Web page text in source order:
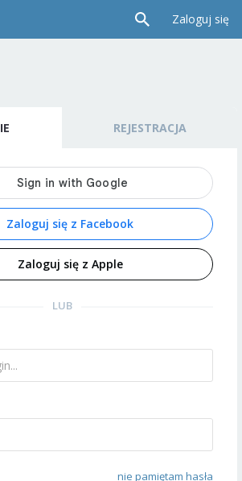
Zaloguj się
REJESTRACJA
Zaloguj się z Facebook
Zaloguj się z Apple
LUB
nie pamiętam hasła